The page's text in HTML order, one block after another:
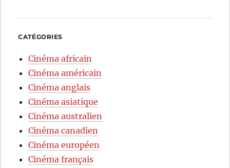
CATÉGORIES
Cinéma africain
Cinéma américain
Cinéma anglais
Cinéma asiatique
Cinéma australien
Cinéma canadien
Cinéma européen
Cinéma français